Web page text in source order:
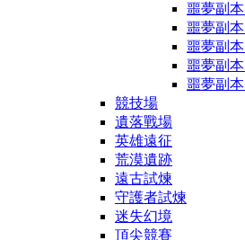
噩夢副
噩夢副
噩夢副
噩夢副
噩夢副
競技場
遺落戰場
英雄遠征
荒漠遺跡
遠古試煉
守護者試煉
迷失幻境
頂尖競賽